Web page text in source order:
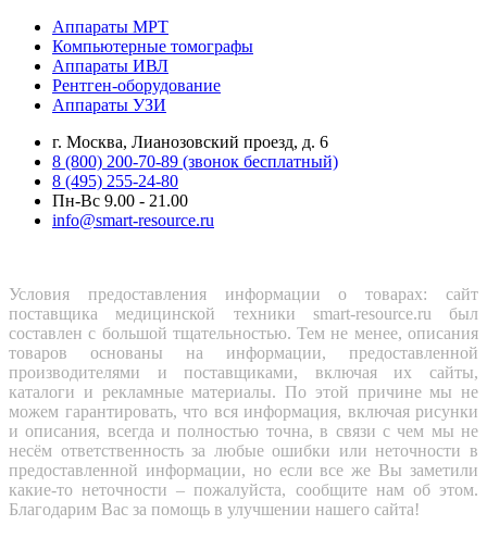
Аппараты МРТ
Компьютерные томографы
Аппараты ИВЛ
Рентген-оборудование
Аппараты УЗИ
г. Москва, Лианозовский проезд, д. 6
8 (800) 200-70-89 (звонок бесплатный)
8 (495) 255-24-80
Пн-Вс 9.00 - 21.00
info@smart-resource.ru
Условия предоставления информации о товарах: сайт
поставщика медицинской техники smart-resource.ru был
составлен с большой тщательностью. Тем не менее, описания
товаров основаны на информации, предоставленной
производителями и поставщиками, включая их сайты,
каталоги и рекламные материалы. По этой причине мы не
можем гарантировать, что вся информация, включая рисунки
и описания, всегда и полностью точна, в связи с чем мы не
несём ответственность за любые ошибки или неточности в
предоставленной информации, но если все же Вы заметили
какие-то неточности – пожалуйста, сообщите нам об этом.
Благодарим Вас за помощь в улучшении нашего сайта!